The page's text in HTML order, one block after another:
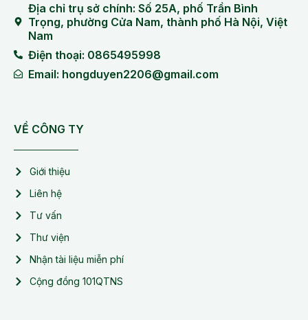
Địa chỉ trụ sở chính: Số 25A, phố Trần Bình
Trọng, phường Cửa Nam, thành phố Hà Nội, Việt
Nam
Điện thoại: 0865495998
Email: hongduyen2206@gmail.com
VỀ CÔNG TY
Giới thiệu
Liên hệ
Tư vấn
Thư viện
Nhận tài liệu miễn phí
Cộng đồng 101QTNS